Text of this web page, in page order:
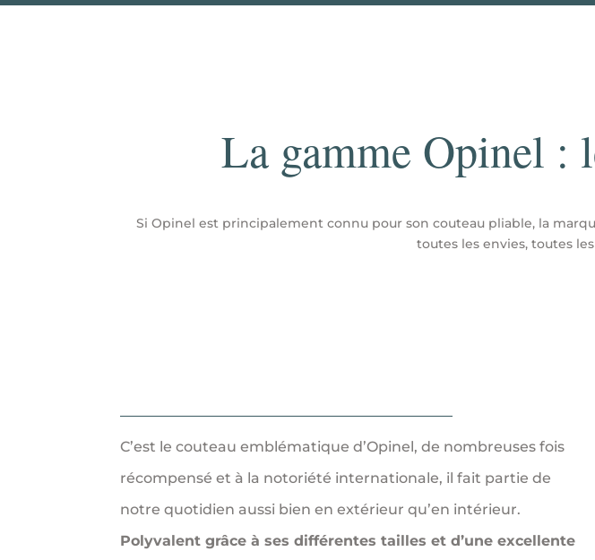
La gamme Opinel :
Si Opinel est principalement connu pour son couteau pliable, la
toutes les envies, toutes
C’est le couteau emblématique d’Opinel, de nombreuses fois
récompensé et à la notoriété internationale, il fait partie de
notre quotidien aussi bien en extérieur qu’en intérieur.
Polyvalent grâce à ses différentes tailles et d’une excellente